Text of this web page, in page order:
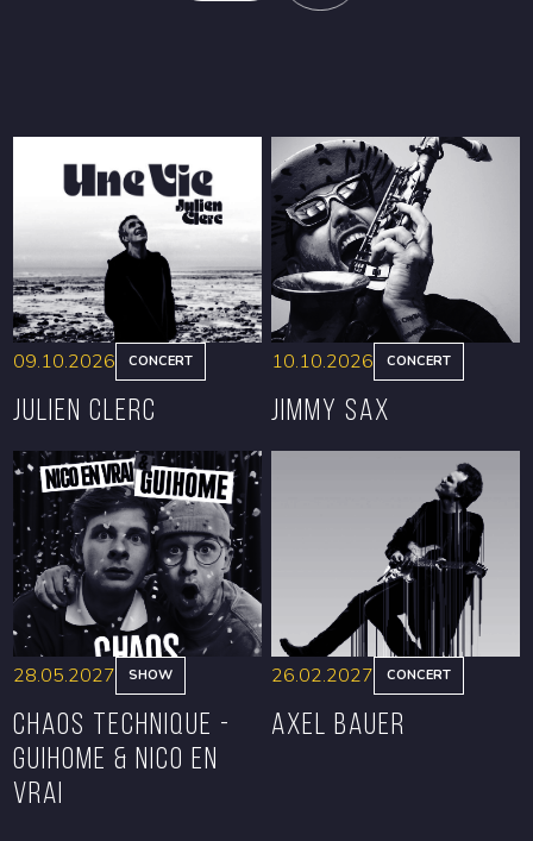
BOOK
09.10.2026 CONCERT
Julien Clerc
BOOK
10.10.2026 CONCERT
Jimmy Sax
28.05.2027 SHOW
CHAOS TECHNIQUE -
GUIHOME & NICO EN
VRAI
26.02.2027 CONCERT
Axel Bauer